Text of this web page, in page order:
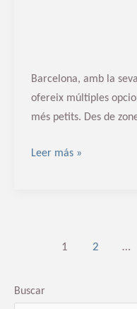
Barcelona, amb la
ofereix múltiples
més petits. Des de
Leer más »
1 2 …
Buscar